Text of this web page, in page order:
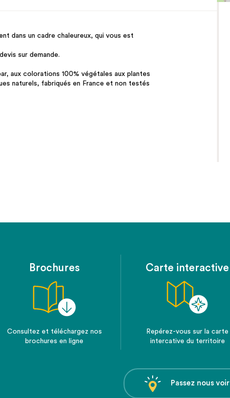
dans un cadre chaleureux, qui vous est
sur demande.
aux colorations 100% végétales aux plantes
naturels, fabriqués en France et non testés
Brochures
Consultez et téléchargez nos
brochures en ligne
Carte interactive
Repérez-vous sur la carte
intercative du territoire
Passez nous voir